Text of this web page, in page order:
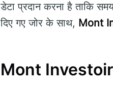
डेटा प्रदान करना है ताकि
दिए गए जोर के साथ, Mont
Mont